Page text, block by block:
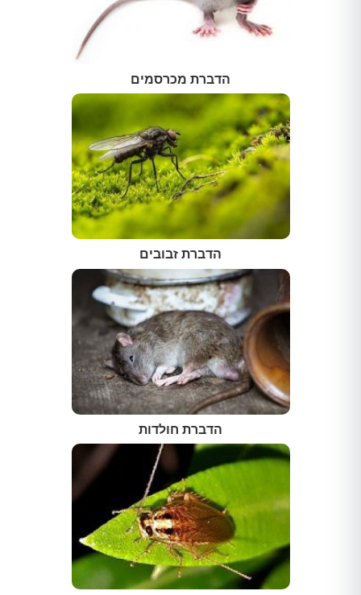
הדברת מכרסמים
הדברת זבובים
הדברת חולדות